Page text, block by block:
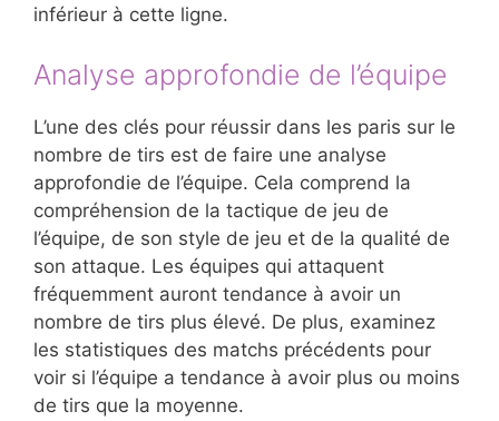
inférieur à cette ligne.
Analyse approfondie de l’équipe
L’une des clés pour réussir dans les paris sur le
nombre de tirs est de faire une analyse
approfondie de l’équipe. Cela comprend la
compréhension de la tactique de jeu de
l’équipe, de son style de jeu et de la qualité de
son attaque. Les équipes qui attaquent
fréquemment auront tendance à avoir un
nombre de tirs plus élevé. De plus, examinez
les statistiques des matchs précédents pour
voir si l’équipe a tendance à avoir plus ou moins
de tirs que la moyenne.